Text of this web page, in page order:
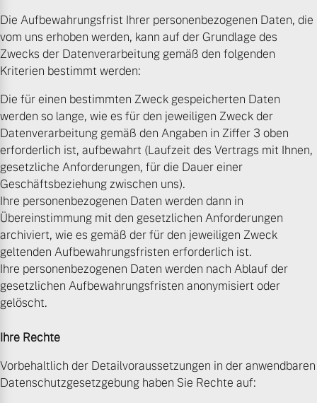
Die Aufbewahrungsfrist Ihrer personenbezogenen Daten, die
vom uns erhoben werden, kann auf der Grundlage des
Zwecks der Datenverarbeitung gemäß den folgenden
Kriterien bestimmt werden:
Die für einen bestimmten Zweck gespeicherten Daten
werden so lange, wie es für den jeweiligen Zweck der
Datenverarbeitung gemäß den Angaben in Ziffer 3 oben
erforderlich ist, aufbewahrt (Laufzeit des Vertrags mit Ihnen,
gesetzliche Anforderungen, für die Dauer einer
Geschäftsbeziehung zwischen uns).
Ihre personenbezogenen Daten werden dann in
Übereinstimmung mit den gesetzlichen Anforderungen
archiviert, wie es gemäß der für den jeweiligen Zweck
geltenden Aufbewahrungsfristen erforderlich ist.
Ihre personenbezogenen Daten werden nach Ablauf der
gesetzlichen Aufbewahrungsfristen anonymisiert oder
gelöscht.
Ihre Rechte
Vorbehaltlich der Detailvoraussetzungen in der anwendbaren
Datenschutzgesetzgebung haben Sie Rechte auf: